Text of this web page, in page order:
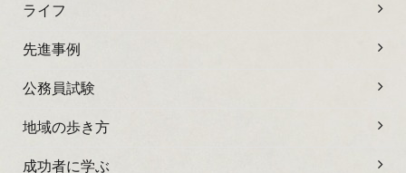
ライフ
先進事例
公務員試験
地域の歩き方
成功者に学ぶ